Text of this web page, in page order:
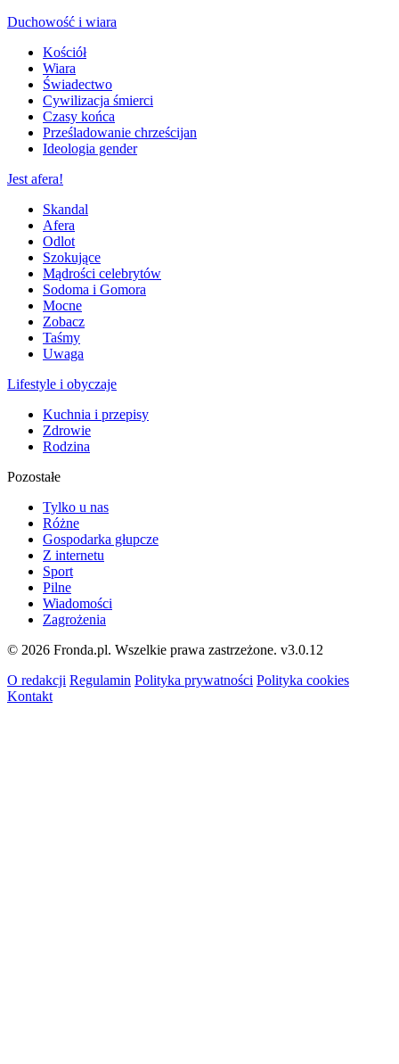
Duchowość i wiara
Kościół
Wiara
Świadectwo
Cywilizacja śmierci
Czasy końca
Prześladowanie chrześcijan
Ideologia gender
Jest afera!
Skandal
Afera
Odlot
Szokujące
Mądrości celebrytów
Sodoma i Gomora
Mocne
Zobacz
Taśmy
Uwaga
Lifestyle i obyczaje
Kuchnia i przepisy
Zdrowie
Rodzina
Pozostałe
Tylko u nas
Różne
Gospodarka głupcze
Z internetu
Sport
Pilne
Wiadomości
Zagrożenia
© 2026 Fronda.pl. Wszelkie prawa zastrzeżone. v3.0.12
O redakcji Regulamin Polityka prywatności Polityka cookies
Kontakt